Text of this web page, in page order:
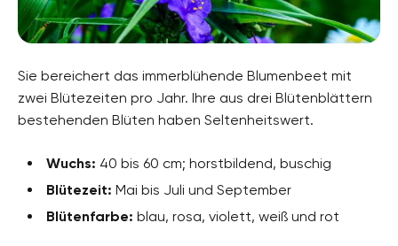
Sie bereichert das immerblühende Blumenbeet mit
zwei Blütezeiten pro Jahr. Ihre aus drei Blütenblättern
bestehenden Blüten haben Seltenheitswert.
Wuchs: 40 bis 60 cm; horstbildend, buschig
Blütezeit: Mai bis Juli und September
Blütenfarbe: blau, rosa, violett, weiß und rot